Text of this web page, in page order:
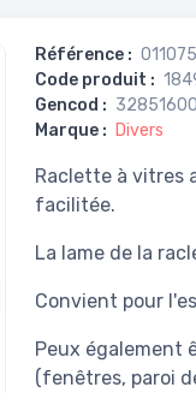
Référence : 011075
Code produit :
Gencod :
Marque : Divers
Raclette à vitres
facilitée.
La lame de la
Convient pour
Peux également
(fenêtres, paroi